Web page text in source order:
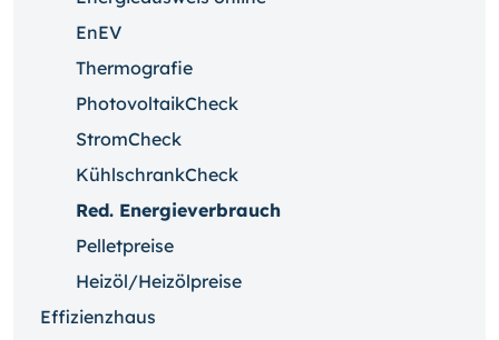
EnEV
Thermografie
PhotovoltaikCheck
StromCheck
KühlschrankCheck
Red. Energieverbrauch
Pelletpreise
Heizöl/Heizölpreise
Effizienzhaus